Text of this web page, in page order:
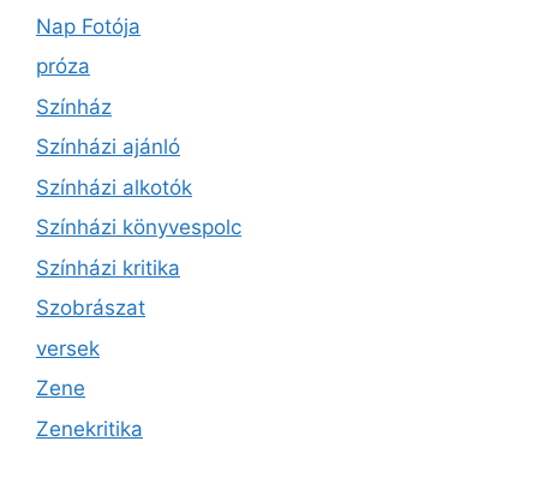
Nap Fotója
próza
Színház
Színházi ajánló
Színházi alkotók
Színházi könyvespolc
Színházi kritika
Szobrászat
versek
Zene
Zenekritika